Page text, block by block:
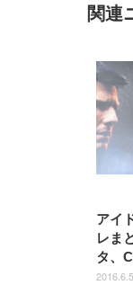
上げ式
ト 約
椅子
ナイロ
ッシュ
WY01(
￥5,699
UHD・
ト
￥
捨て 無
￥3,373
関連
アイ
レま
タ、